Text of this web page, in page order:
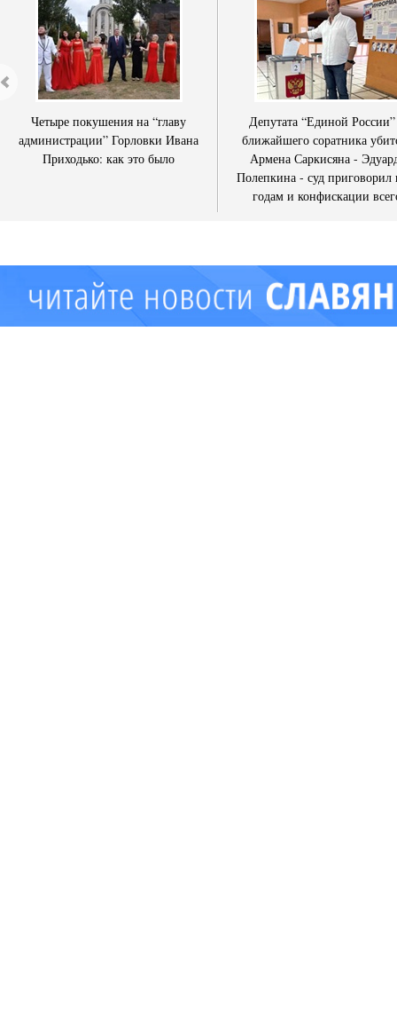
Четыре покушения на “главу
администрации” Горловки Ивана
Приходько: как это было
Депутата “Единой
ближайшего соратника
Армена Саркисяна -
Полепкина - суд приговорил
годам и конфискации